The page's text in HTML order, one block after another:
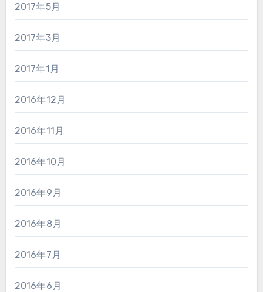
2017年5月
2017年3月
2017年1月
2016年12月
2016年11月
2016年10月
2016年9月
2016年8月
2016年7月
2016年6月